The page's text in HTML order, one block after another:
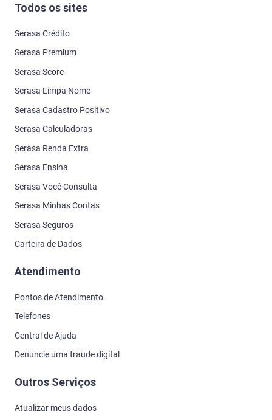
Todos os sites
Serasa Crédito
Serasa Premium
Serasa Score
Serasa Limpa Nome
Serasa Cadastro Positivo
Serasa Calculadoras
Serasa Renda Extra
Serasa Ensina
Serasa Você Consulta
Serasa Minhas Contas
Serasa Seguros
Carteira de Dados
Atendimento
Pontos de Atendimento
Telefones
Central de Ajuda
Denuncie uma fraude digital
Outros Serviços
Atualizar meus dados